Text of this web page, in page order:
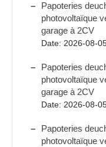
Papoteries
photovoltaïque
garage à 2CV
Date: 2026-08-
Papoteries
photovoltaïque
garage à 2CV
Date: 2026-08-
Papoteries
photovoltaïque